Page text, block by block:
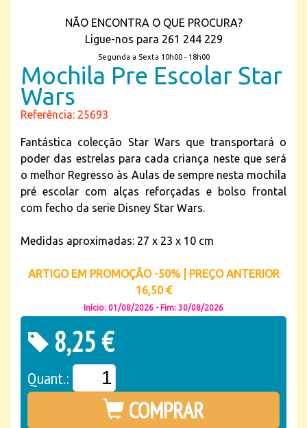
NÃO ENCONTRA O QUE PROCURA?
Ligue-nos para 261 244 229
Segunda a Sexta 10h00 - 18h00
Mochila Pre Escolar Star
Wars
Referência: 25693
Fantástica colecção Star Wars que transportará o
poder das estrelas para cada criança neste que será
o melhor Regresso às Aulas de sempre nesta mochila
pré escolar com alças reforçadas e bolso frontal
com fecho da serie Disney Star Wars.
Medidas aproximadas: 27 x 23 x 10 cm
ARTIGO EM PROMOÇÃO -50% | PREÇO ANTERIOR
16,50 €
Início: 01/08/2026 - Fim: 30/08/2026
8,25 €
Quant.:
COMPRAR